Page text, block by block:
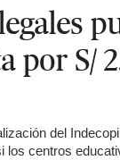
por S/
del
los centros